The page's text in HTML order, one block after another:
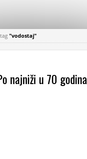
"vodostaj"
najniži u 70 godina